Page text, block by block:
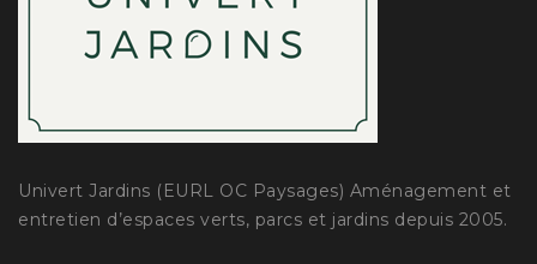
Univert Jardins (EURL OC Paysages) Aménagement et
entretien d’espaces verts, parcs et jardins depuis 2005.